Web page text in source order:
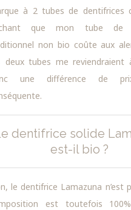
à 2 tubes de dentifrices
que mon tube de
non bio coûte aux
deux tubes me reviendraient
une différence de
dentifrice solide
est-il bio ?
le dentifrice Lamazuna n’est
est toutefois 100%